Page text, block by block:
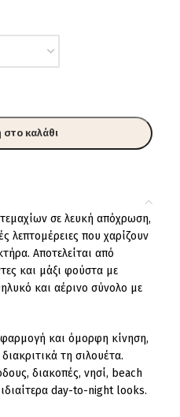
καλάθι
σε λευκή απόχρωση,
λεπτομέρειες που χαρίζουν
Αποτελείται από
και μάξι φούστα με
και αέρινο σύνολο με
και όμορφη κίνηση,
τη σιλουέτα.
διακοπές, νησί, beach
day-to-night looks.